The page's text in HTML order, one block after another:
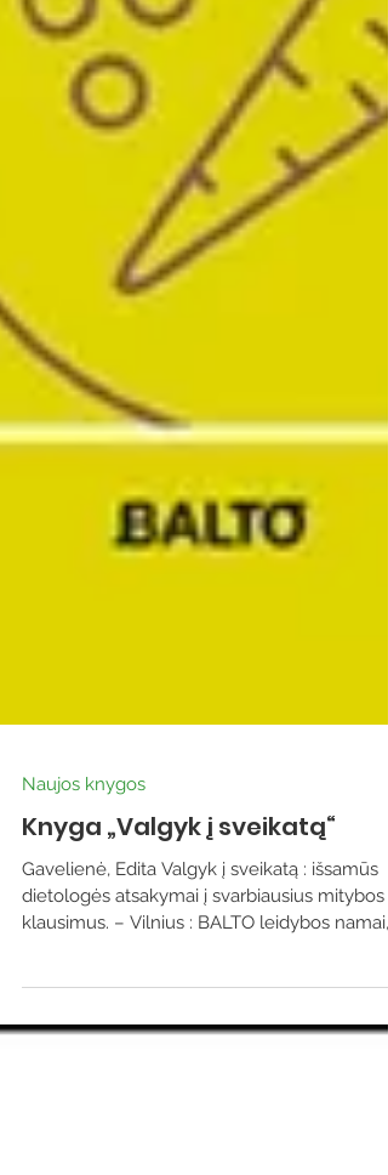
Naujos knygos
Knyga „Valgyk į sveikatą“
dietologės atsakymai į svarbiausius mitybos
klausimus. – Vilnius : BALTO leidybos namai,...